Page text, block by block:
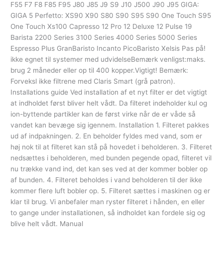
F55 F7 F8 F85 F95 J80 J85 J9 S9 J10 J500 J90 J95 GIGA:
GIGA 5 Perfetto: XS90 X90 S80 S90 S95 S90 One Touch S95
One Touch Xs100 Capresso 12 Pro 12 Deluxe 12 Pulse 19
Barista 2200 Series 3100 Series 4000 Series 5000 Series
Espresso Plus GranBaristo Incanto PicoBaristo Xelsis Pas på!
ikke egnet til systemer med udvidelseBemærk venligst:maks.
brug 2 måneder eller op til 400 kopper.Vigtigt! Bemærk:
Forveksl ikke filtrene med Claris Smart (grå patron).
Installations guide Ved installation af et nyt filter er det vigtigt
at indholdet først bliver helt vådt. Da filteret indeholder kul og
ion-byttende partikler kan de først virke når de er våde så
vandet kan bevæge sig igennem. Installation 1. Filteret pakkes
ud af indpakningen. 2. En beholder fyldes med vand, som er
høj nok til at filteret kan stå på hovedet i beholderen. 3. Filteret
nedsættes i beholderen, med bunden pegende opad, filteret vil
nu trække vand ind, det kan ses ved at der kommer bobler op
af bunden. 4. Filteret beholdes i vand beholderen til der ikke
kommer flere luft bobler op. 5. Filteret sættes i maskinen og er
klar til brug. Vi anbefaler man ryster filteret i hånden, en eller
to gange under installationen, så indholdet kan fordele sig og
blive helt vådt. Manual